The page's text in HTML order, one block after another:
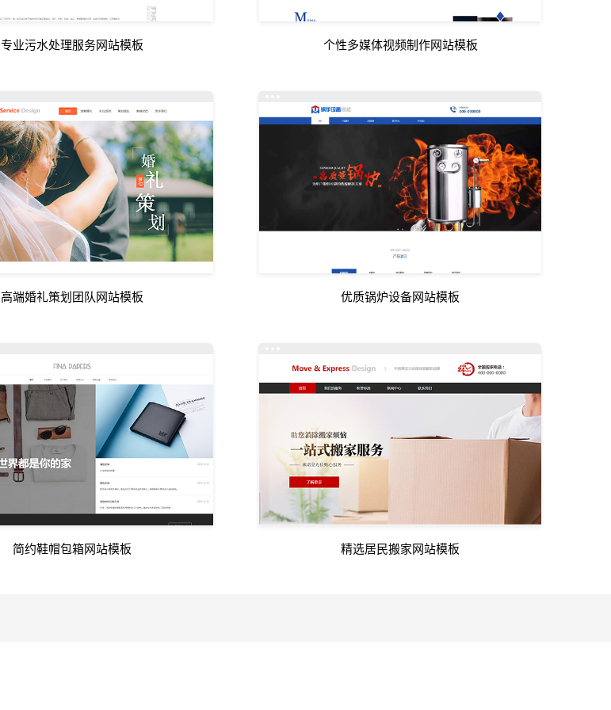
专业污水处理服务网站模板 个性多媒体视频制作网站模板
高端婚礼策划团队网站模板 优质锅炉设备网站模板
简约鞋帽包箱网站模板 精选居民搬家网站模板